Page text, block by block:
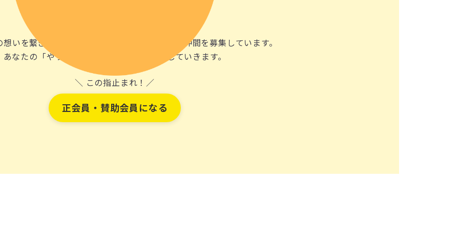
いを繋ぎ、地域課題の解決の
お手伝いをする仲間を募集しています。
あなたの「やりたい」を、
一緒にカタチにしていきます。
＼ この指止まれ！／
正会員・賛助会員になる